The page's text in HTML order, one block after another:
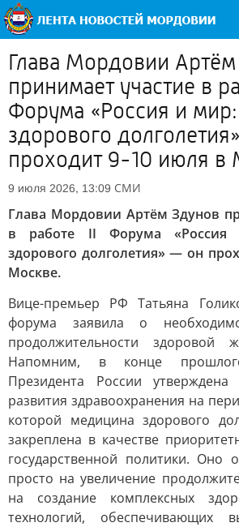
Глава Мордовии
принимает участие в
Форума «Россия и
здорового
проходит 9-10 июля в
9 июля 2026, 13:09 СМИ
Глава Мордовии Артём Здунов
в работе II Форума
здорового долголетия» — он
Москве.
Вице-премьер РФ Татьяна
форума заявила о
продолжительности здоровой
Напомним, в конце
Президента России утверждена
развития здравоохранения на
которой медицина здорового
закреплена в качестве
государственной политики. Оно
просто на увеличение
на создание комплексных
технологий, обеспечивающих